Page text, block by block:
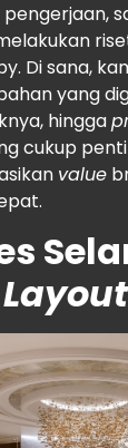
Di sana,
yang
hingga
cukup
value